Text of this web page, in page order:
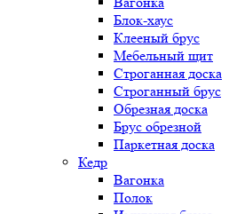
Блок-хаус
Клееный брус
Мебельный щит
Строганная доска
Строганный брус
Обрезная доска
Брус обрезной
Паркетная доска
Кедр
Вагонка
Полок